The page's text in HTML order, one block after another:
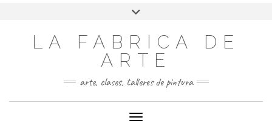
LA FABRICA DE
ARTE
arte, clases, talleres de pintura
Cambiar modo de navegación